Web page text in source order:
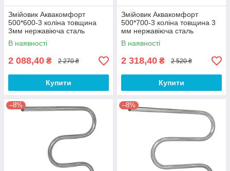
Змійовик Аквакомфорт
500*600-3 коліна товщина
3мм нержавіюча сталь
В наявності
2 088,40 ₴ 2 270 ₴
Купити
Змійовик Аквакомфорт
500*700-3 коліна товщина 3
мм нержавіюча сталь
В наявності
2 318,40 ₴ 2 520 ₴
Купити
–8% –8%